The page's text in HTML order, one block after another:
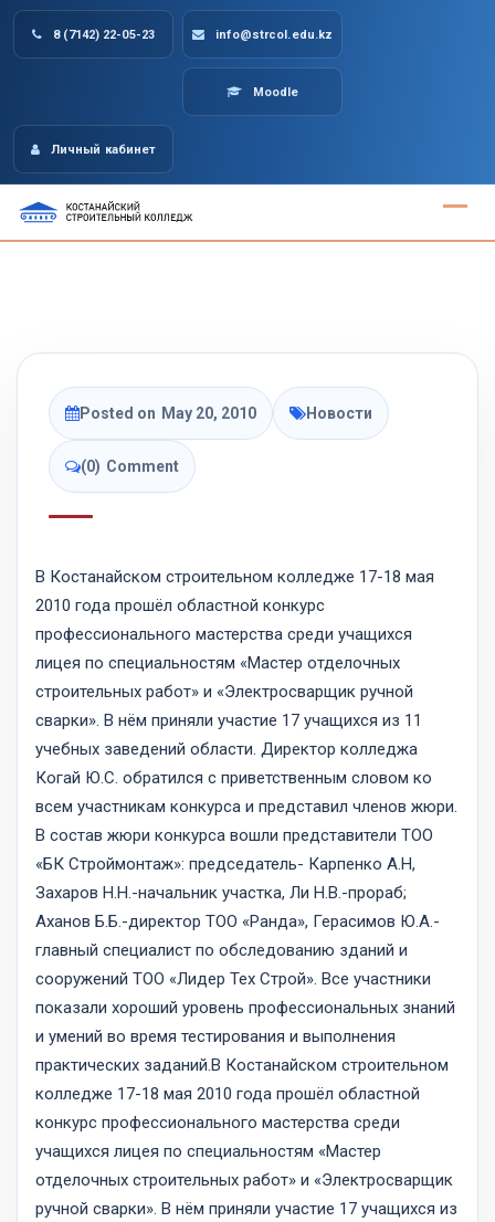
Skip
8 (7142) 22-05-23 info@strcol.edu.kz
Moodle
Личный кабинет
Posted on May 20, 2010 Новости
(0) Comment
В Костанайском строительном колледже 17-18 мая
2010 года прошёл областной конкурс
профессионального мастерства среди учащихся
лицея по специальностям «Мастер отделочных
строительных работ» и «Электросварщик ручной
сварки». В нём приняли участие 17 учащихся из 11
учебных заведений области. Директор колледжа
Когай Ю.С. обратился с приветственным словом ко
всем участникам конкурса и представил членов жюри.
В состав жюри конкурса вошли представители ТОО
«БК Строймонтаж»: председатель- Карпенко А.Н,
Захаров Н.Н.-начальник участка, Ли Н.В.-прораб;
Аханов Б.Б.-директор ТОО «Ранда», Герасимов Ю.А.-
главный специалист по обследованию зданий и
сооружений ТОО «Лидер Тех Строй». Все участники
показали хороший уровень профессиональных знаний
и умений во время тестирования и выполнения
практических заданий.В Костанайском строительном
колледже 17-18 мая 2010 года прошёл областной
конкурс профессионального мастерства среди
учащихся лицея по специальностям «Мастер
отделочных строительных работ» и «Электросварщик
ручной сварки». В нём приняли участие 17 учащихся из